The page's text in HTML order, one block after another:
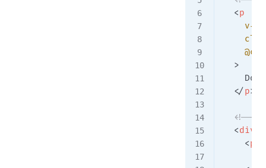
  <
p
v-
  >
Do
  </
p>
<!--
  <
div
    <
p